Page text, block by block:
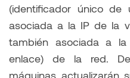
(identificador único
asociada a la IP de la
también asociada a
enlace) de la red.
máquinas actualizarán